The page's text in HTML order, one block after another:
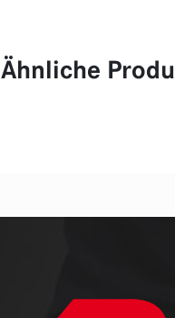
Ähnliche